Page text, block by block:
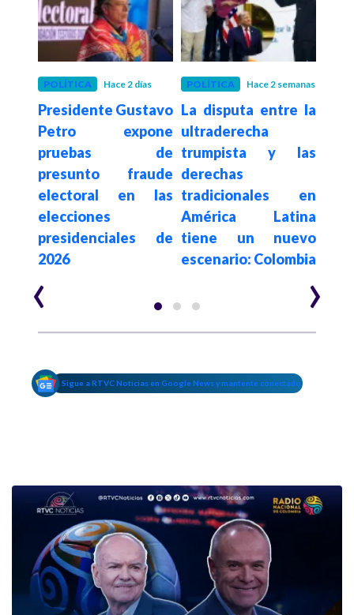
POLÍTICA Hace 2 días
Presidente Gustavo
Petro expone
pruebas de
presunto fraude
electoral en las
elecciones
presidenciales de
2026
POLÍTICA Hace 2 semanas
La disputa entre la
ultraderecha
trumpista y las
derechas
tradicionales en
América Latina
tiene un nuevo
escenario: Colombia
‹ ›
Sigue a RTVC Noticias en Google News y mantente conectado